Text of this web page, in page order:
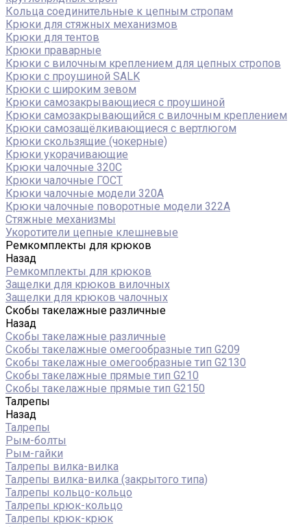
Кольца соединительные к цепным стропам
Крюки для стяжных механизмов
Крюки для тентов
Крюки праварные
Крюки с вилочным креплением для цепных стропов
Крюки с проушиной SALK
Крюки с широким зевом
Крюки самозакрывающиеся с проушиной
Крюки самозакрывающийся с вилочным креплением
Крюки самозащёлкивающиеся с вертлюгом
Крюки скользящие (чокерные)
Крюки укорачивающие
Крюки чалочные 320C
Крюки чалочные ГОСТ
Крюки чалочные модели 320А
Крюки чалочные поворотные модели 322А
Стяжные механизмы
Укоротители цепные клешневые
Ремкомплекты для крюков
Назад
Ремкомплекты для крюков
Защелки для крюков вилочных
Защелки для крюков чалочных
Скобы такелажные различные
Назад
Скобы такелажные различные
Скобы такелажные омегообразные тип G209
Скобы такелажные омегообразные тип G2130
Скобы такелажные прямые тип G210
Скобы такелажные прямые тип G2150
Талрепы
Назад
Талрепы
Рым-болты
Рым-гайки
Талрепы вилка-вилка
Талрепы вилка-вилка (закрытого типа)
Талрепы кольцо-кольцо
Талрепы крюк-кольцо
Талрепы крюк-крюк